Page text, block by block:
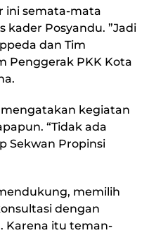
ini semata-mata
Posyandu. ”Jadi
dan Tim
Penggerak PKK Kota
kegiatan
“Tidak ada
Sekwan Propinsi
memilih
dengan
Karena itu teman-